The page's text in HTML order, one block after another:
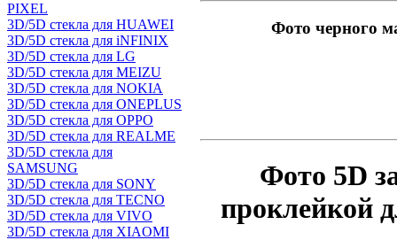
PIXEL
3D/5D стекла для HUAWEI
3D/5D стекла для iNFINIX
3D/5D стекла для LG
3D/5D стекла для MEIZU
3D/5D стекла для NOKIA
3D/5D стекла для ONEPLUS
3D/5D стекла для OPPO
3D/5D стекла для REALME
3D/5D стекла для
SAMSUNG
3D/5D стекла для SONY
3D/5D стекла для TECNO
3D/5D стекла для VIVO
3D/5D стекла для XIAOMI
Фото черного
Фото 5D
проклейкой